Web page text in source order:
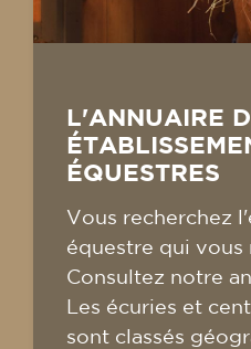
L'ANNUAIRE
ÉQUESTRES
Vous recherchez
équestre qui vous
Consultez notre
Les écuries et
sont classés